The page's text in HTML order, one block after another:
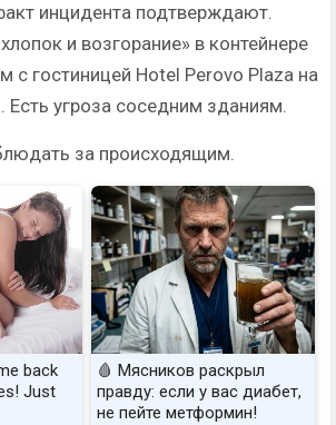
инцидента подтверждают.
и возгорание» в контейнере
с гостиницей Hotel Perovo Plaza на
угроза соседним зданиям.
за происходящим.
back
Just
🩸 Мясников раскрыл
правду: если у вас диабет,
не пейте метформин!